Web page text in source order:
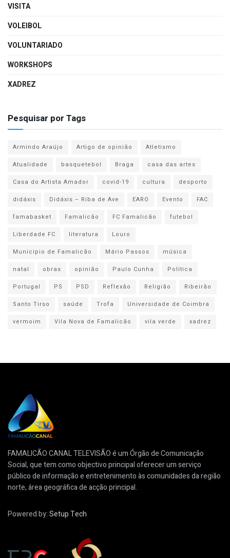
VISITA
VOLEIBOL
VOLUNTARIADO
WORKSHOPS
XADREZ
Pesquisar por Tags
Armindo Araújo Artigo de opinião
Atletismo
Atualidade
basquetebol Braga
casa das artes
Casa do Artista Amador
covid-19 cultura
desporto
didáxis
Didáxis – Riba de Ave EARO Evento
FAC
famabasket
Famalicão FC Famalicão
futebol
Liberdade FC
literatura
Louro
Município de Famalicão
Mário Passos
música
natal
obras opinião Paulo Cunha
Politica
Portugal
PS PSD Reflexão Religião
Ribeirão
Santo Tirso
saúde Trofa
Universidade de Coimbra
vermoim
Vila Nova de Famalicão vila verde xadrez
FAMALICÃO CANAL TELEVISÃO é um Órgão de Comunicação
Social, que tem como objectivo principal oferecer um serviço
público de informação e entretenimento às comunidades da região
norte, área geográfica de acção principal.
Powered by:Setup Tech